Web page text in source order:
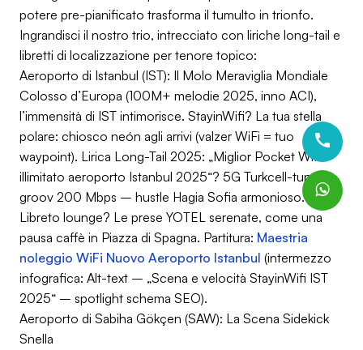
potere pre-pianificato trasforma il tumulto in trionfo.
Ingrandisci il nostro trio, intrecciato con liriche long-tail e
libretti di localizzazione per tenore topico:
Aeroporto di Istanbul (IST): Il Molo Meraviglia Mondiale
Colosso d’Europa (100M+ melodie 2025, inno ACI),
l’immensità di IST intimorisce. StayinWifi? La tua stella
polare: chiosco neón agli arrivi (valzer WiFi = tuo
waypoint). Lirica Long-Tail 2025: „Miglior Pocket WiFi
illimitato aeroporto Istanbul 2025“? 5G Turkcell-tuned
groov 200 Mbps – hustle Hagia Sofia armonioso.
Libreto lounge? Le prese YOTEL serenate, come una
pausa caffè in Piazza di Spagna. Partitura: Maestria
noleggio WiFi Nuovo Aeroporto Istanbul (intermezzo
infografica: Alt-text – „Scena e velocità StayinWifi IST
2025“ – spotlight schema SEO).
Aeroporto di Sabiha Gökçen (SAW): La Scena Sidekick
Snella